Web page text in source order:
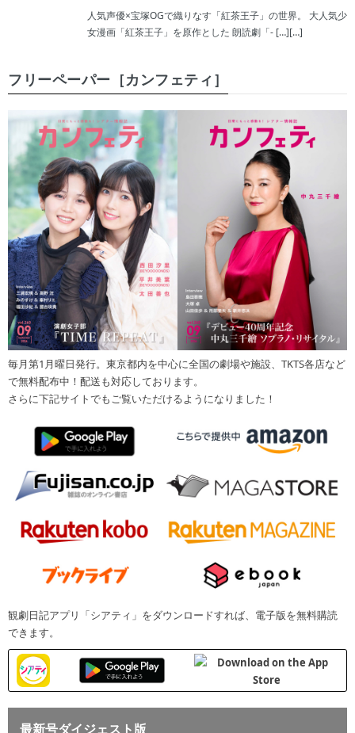
人気声優×宝塚OGで織りなす「紅茶王子」の世界。 大人気少
女漫画「紅茶王子」を原作とした 朗読劇「- […][…]
フリーペーパー［カンフェティ］
毎月第1月曜日発行。東京都内を中心に全国の劇場や施設、TKTS各店など
で無料配布中！配送も対応しております。
さらに下記サイトでもご覧いただけるようになりました！
観劇日記アプリ「シアティ」をダウンロードすれば、電子版を無料購読
できます。
最新号ダイジェスト版